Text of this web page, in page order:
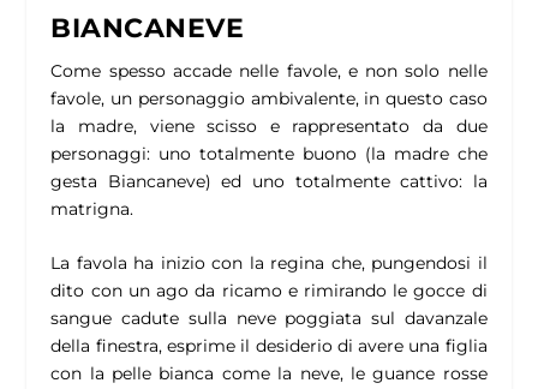
BIANCANEVE
Come spesso accade nelle favole, e non solo nelle
favole, un personaggio ambivalente, in questo caso
la madre, viene scisso e rappresentato da due
personaggi: uno totalmente buono (la madre che
gesta Biancaneve) ed uno totalmente cattivo: la
matrigna.
La favola ha inizio con la regina che, pungendosi il
dito con un ago da ricamo e rimirando le gocce di
sangue cadute sulla neve poggiata sul davanzale
della finestra, esprime il desiderio di avere una figlia
con la pelle bianca come la neve, le guance rosse